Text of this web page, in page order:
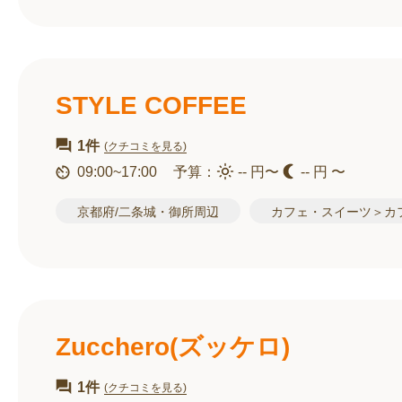
STYLE COFFEE
1件 (クチコミを見る)
09:00~17:00 予算： -- 円〜 -- 円 〜
京都府/二条城・御所周辺 カフェ・スイーツ＞カ
Zucchero(ズッケロ)
1件 (クチコミを見る)